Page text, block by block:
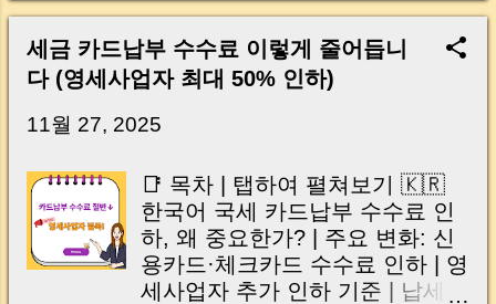
Remodeling Cost Matters Most
Average Total Remodeling Cost
Range Cost Breakdown by
Categories Hidden Extra Costs
to Watch Practical Ways to
세금 카드납부 수수료 이렇게 줄어듭니
다 (영세사업자 최대 50% 인하)
11월 27, 2025
📑 목차 | 탭하여 펼쳐보기 🇰🇷
한국어 국세 카드납부 수수료 인
하, 왜 중요한가? | 주요 변화: 신
용카드·체크카드 수수료 인하 | 영
세사업자 추가 인하 기준 | 납세자